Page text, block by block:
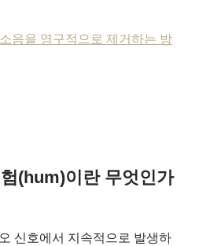
음을 영구적으로 제거하는 방
(hum)이란 무엇인가
신호에서 지속적으로 발생하